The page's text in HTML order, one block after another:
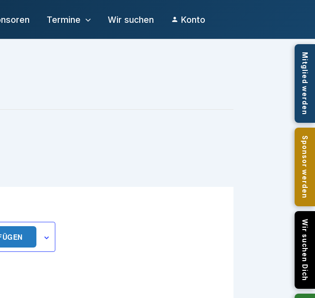
Termine Wir suchen Konto
Mitglied werden
Sponsor werden
Wir suchen Dich